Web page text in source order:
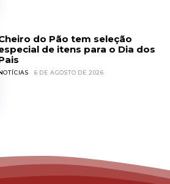
do Pão tem seleção
de itens para o Dia dos
6 DE AGOSTO DE 2026